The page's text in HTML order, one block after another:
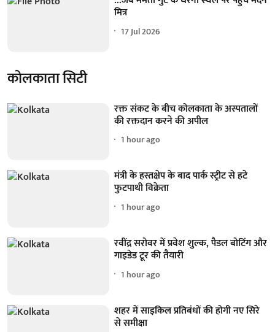
मित्र
17 Jul 2026
कोलकाता सिटी
रक्त संकट के बीच कोलकाता के अस्पतालों
की रक्तदान करने की अपील
1 hour ago
मंत्री के हस्तक्षेप के बाद पार्क स्ट्रीट से हटे
फुटपाथी विक्रेता
1 hour ago
रवींद्र सरोवर में प्रवेश शुल्क, पैडल बोटिंग और
गाइडेड टूर की तैयारी
1 hour ago
शहर में साइकिल प्रतिबंधों की होगी नए सिरे
से समीक्षा